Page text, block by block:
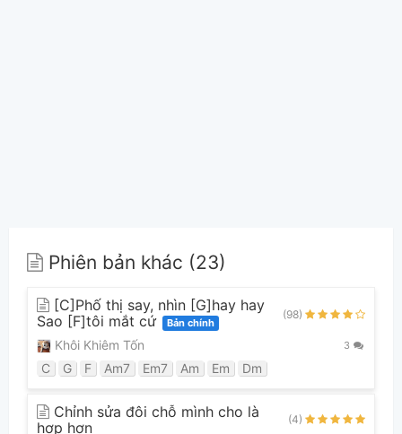
Phiên bản khác (23)
[C]Phố thị say, nhìn [G]hay hay
Sao [F]tôi mắt cứ
Bản chính
(98)
Khôi Khiêm Tốn 3
C G F Am7 Em7 Am Em Dm
Chỉnh sửa đôi chỗ mình cho là
hợp hơn
(4)